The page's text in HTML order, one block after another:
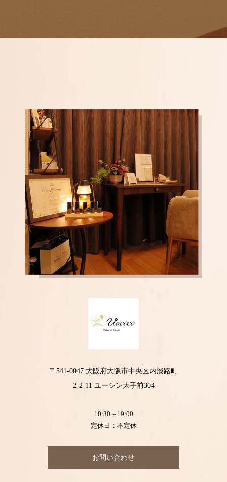
〒541-0047 大阪府大阪市中央区内淡路町
2-2-11 ユーシン大手前304
10:30～19:00
定休日：不定休
お問い合わせ